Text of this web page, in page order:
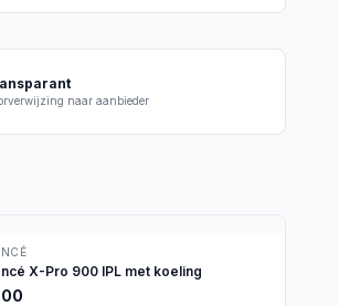
naar aanbieder
X-Pro 900 IPL met koeling